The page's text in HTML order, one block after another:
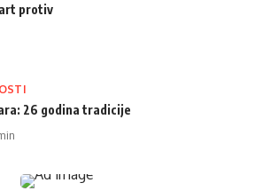
protiv
26 godina tradicije